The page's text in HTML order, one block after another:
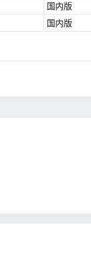
国内版
国内版